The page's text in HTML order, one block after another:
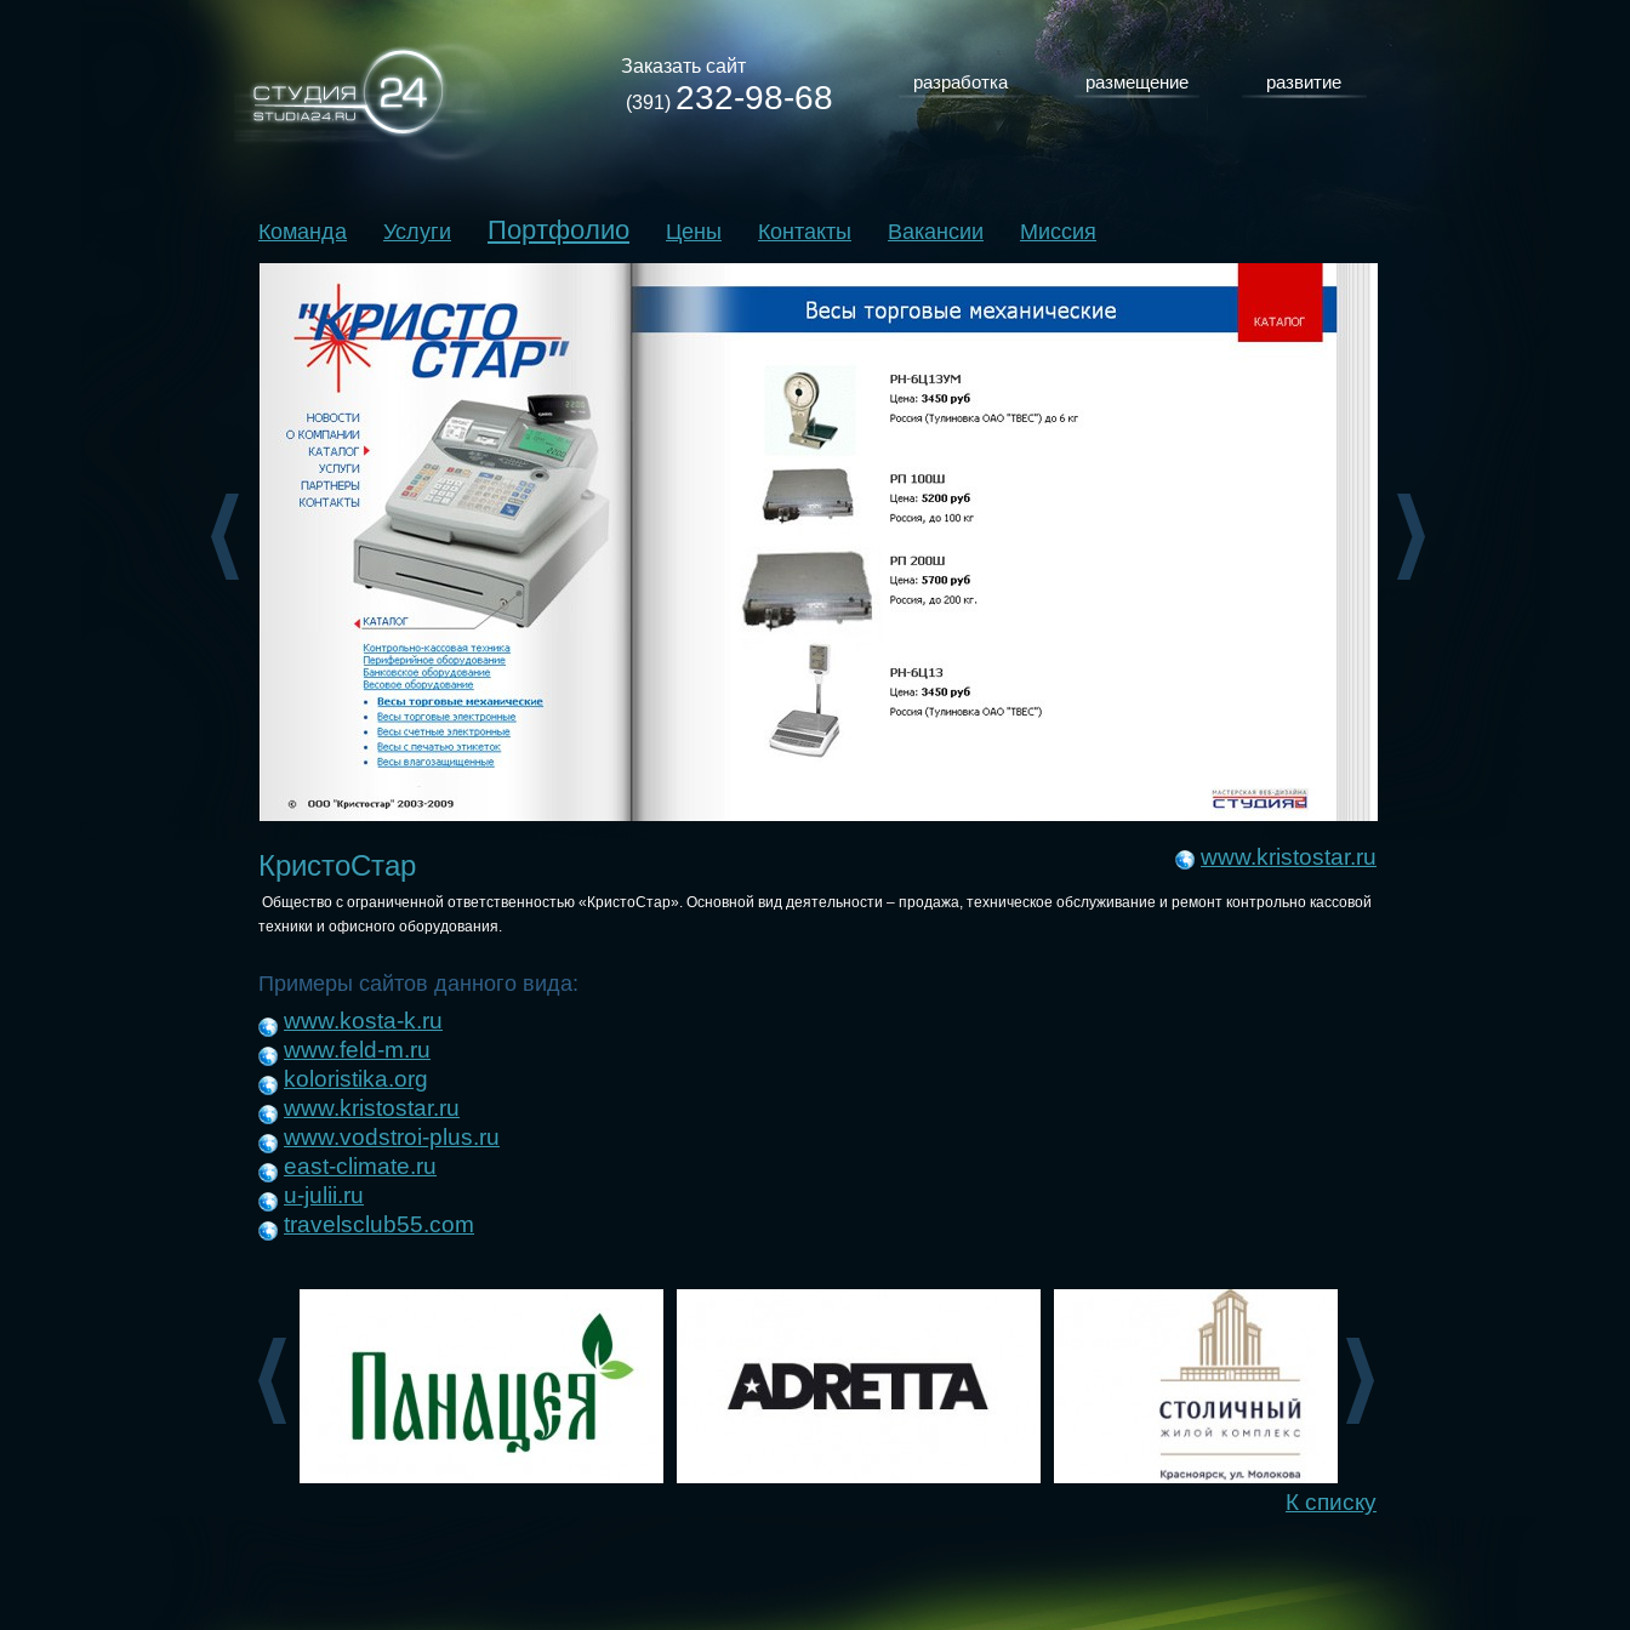
Заказать сайт
(391) 232-98-68 разработка размещение развитие
Команда Услуги Портфолио Цены Контакты Вакансии Миссия
КристоСтар www.kristostar.ru
Общество с ограниченной ответственностью «КристоСтар». Основной вид деятельности – продажа, техническое обслуживание и ремонт контрольно кассовой
техники и офисного оборудования.
Примеры сайтов данного вида:
www.kosta-k.ru
www.feld-m.ru
koloristika.org
www.kristostar.ru
www.vodstroi-plus.ru
east-climate.ru
u-julii.ru
travelsclub55.com
К списку